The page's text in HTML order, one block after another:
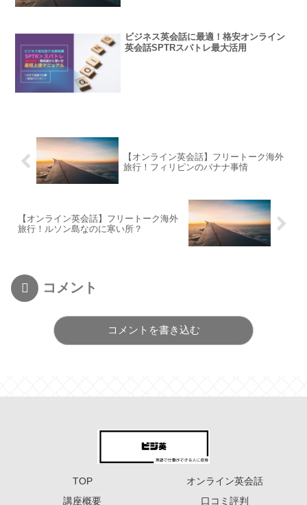
ビジネス英会話に最適！格安オンライン
英会話SPTRスパトレ最大活用
【オンライン英会話】フリートーク海外
旅行！フィリピンのバナナ事情
【オンライン英会話】フリートーク海外
旅行！ルソン島なのに寒い所？
コメント
コメントを書き込む
TOP
オンライン英会話
講座概要
口コミ評判